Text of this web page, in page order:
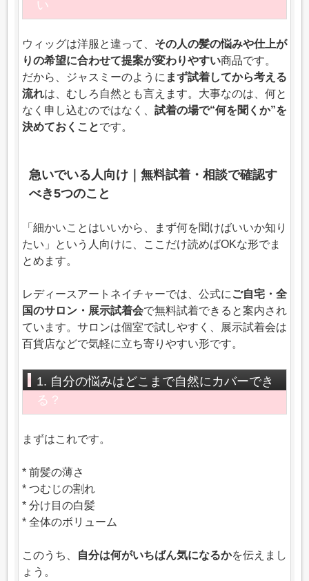
い
ウィッグは洋服と違って、 その人の髪の悩みや仕上が
りの希望に合わせて提案が変わりやすい商品です。
だから、ジャスミーのように まず試着してから考える
流れは、むしろ自然とも言えます。大事なのは、何と
なく申し込むのではなく、 試着の場で“何を聞くか”を
決めておくことです。
急いでいる人向け｜無料試着・相談で確認す
べき5つのこと
「細かいことはいいから、まず何を聞けばいいか知り
たい」という人向けに、ここだけ読めばOKな形でま
とめます。
レディースアートネイチャーでは、公式に ご自宅・全
国のサロン・展示試着会で無料試着できると案内され
ています。サロンは個室で試しやすく、展示試着会は
百貨店などで気軽に立ち寄りやすい形です。
1. 自分の悩みはどこまで自然にカバーでき
る？
まずはこれです。
* 前髪の薄さ
* つむじの割れ
* 分け目の白髪
* 全体のボリューム
このうち、 自分は何がいちばん気になるかを伝えまし
ょう。